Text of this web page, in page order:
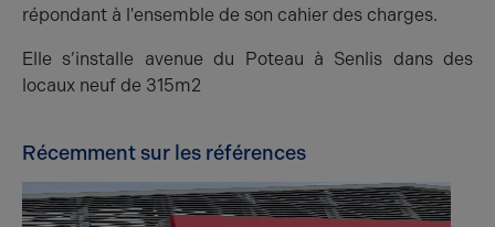
répondant à l'ensemble de son cahier des charges.
Elle s’installe avenue du Poteau à Senlis dans des
locaux neuf de 315m2
Récemment sur les références